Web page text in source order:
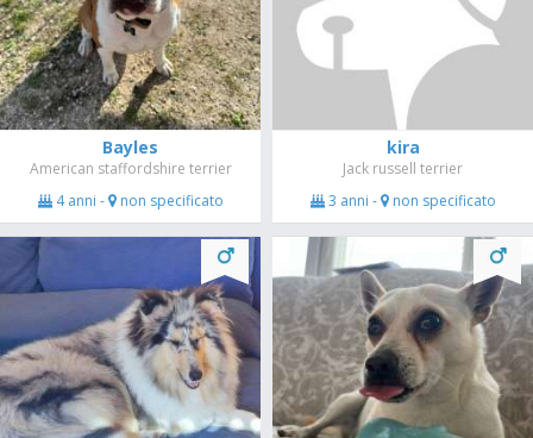
Bayles
American staffordshire terrier
4 anni - non specificato
kira
Jack russell terrier
3 anni - non specificato